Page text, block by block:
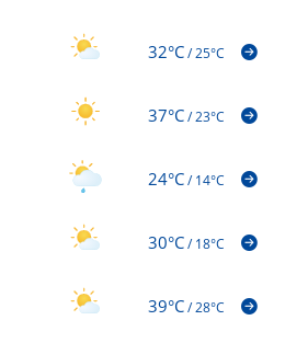
32°C/25°C
37°C/23°C
24°C/14°C
30°C/18°C
39°C/28°C